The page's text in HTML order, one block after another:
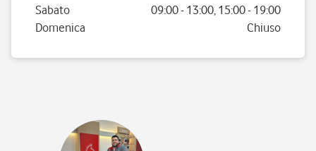
Sabato
09:00- 13:00, 15:00- 19:00
Domenica
Chiuso